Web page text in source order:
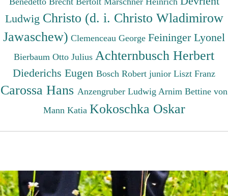
Ludwig Christo (d. i. Christo Wladimirow
Jawaschew) Clemenceau George Feininger Lyonel
Bierbaum Otto Julius Achternbusch Herbert
Diederichs Eugen Bosch Robert junior Liszt Franz
Carossa Hans Anzengruber Ludwig Arnim Bettine von
Mann Katia Kokoschka Oskar